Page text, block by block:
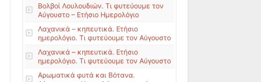
Βολβοί Λουλουδιών. Τι φυτεύουμε τον
Αύγουστο – Ετήσιο Ημερολόγιο
Λαχανικά – κηπευτικά. Ετήσιο
ημερολόγιο. Τι φυτεύουμε τον Αύγουστο
Λαχανικά – κηπευτικά. Ετήσιο
ημερολόγιο. Τι φυτεύουμε τον Αύγουστο
Αρωματικά φυτά και Βότανα.